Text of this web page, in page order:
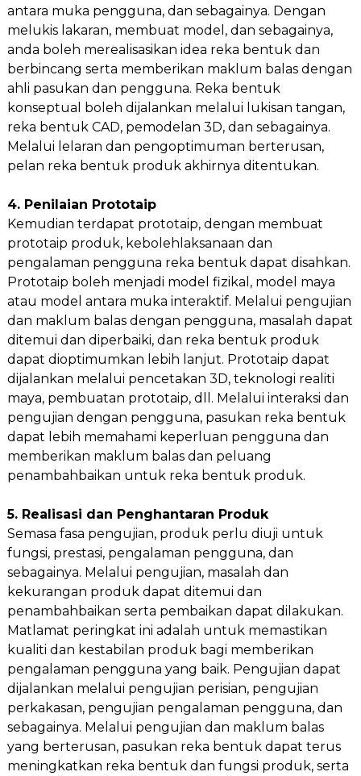
antara muka pengguna, dan sebagainya. Dengan
melukis lakaran, membuat model, dan sebagainya,
anda boleh merealisasikan idea reka bentuk dan
berbincang serta memberikan maklum balas dengan
ahli pasukan dan pengguna. Reka bentuk
konseptual boleh dijalankan melalui lukisan tangan,
reka bentuk CAD, pemodelan 3D, dan sebagainya.
Melalui lelaran dan pengoptimuman berterusan,
pelan reka bentuk produk akhirnya ditentukan.
4. Penilaian Prototaip
Kemudian terdapat prototaip, dengan membuat
prototaip produk, kebolehlaksanaan dan
pengalaman pengguna reka bentuk dapat disahkan.
Prototaip boleh menjadi model fizikal, model maya
atau model antara muka interaktif. Melalui pengujian
dan maklum balas dengan pengguna, masalah dapat
ditemui dan diperbaiki, dan reka bentuk produk
dapat dioptimumkan lebih lanjut. Prototaip dapat
dijalankan melalui pencetakan 3D, teknologi realiti
maya, pembuatan prototaip, dll. Melalui interaksi dan
pengujian dengan pengguna, pasukan reka bentuk
dapat lebih memahami keperluan pengguna dan
memberikan maklum balas dan peluang
penambahbaikan untuk reka bentuk produk.
5. Realisasi dan Penghantaran Produk
Semasa fasa pengujian, produk perlu diuji untuk
fungsi, prestasi, pengalaman pengguna, dan
sebagainya. Melalui pengujian, masalah dan
kekurangan produk dapat ditemui dan
penambahbaikan serta pembaikan dapat dilakukan.
Matlamat peringkat ini adalah untuk memastikan
kualiti dan kestabilan produk bagi memberikan
pengalaman pengguna yang baik. Pengujian dapat
dijalankan melalui pengujian perisian, pengujian
perkakasan, pengujian pengalaman pengguna, dan
sebagainya. Melalui pengujian dan maklum balas
yang berterusan, pasukan reka bentuk dapat terus
meningkatkan reka bentuk dan fungsi produk, serta